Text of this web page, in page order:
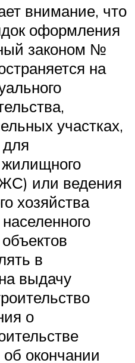
внимание, что
оформления
законом №
на
участках,
или ведения
хозяйства
в
выдачу
о
об окончании